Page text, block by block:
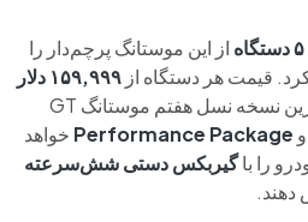
از این موستانگ پرچم‌دار را
۱۵۹,۹۹۹ دلار
آغاز می‌شود و شامل پایه‌ای‌ترین نسخه نسل هفتم موستانگ GT
و Performance Package خواهد
را باگیربکس دستی شش‌سرعته